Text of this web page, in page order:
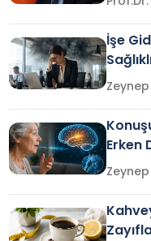
İşe
Gelir
Erken